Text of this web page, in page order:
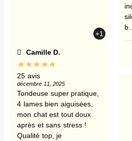
+1
Camille D.
25 avis
décembre 11, 2025
Tondeuse super pratique,
4 lames bien aiguisées,
mon chat est tout doux
après et sans stress !
Qualité top, je
b